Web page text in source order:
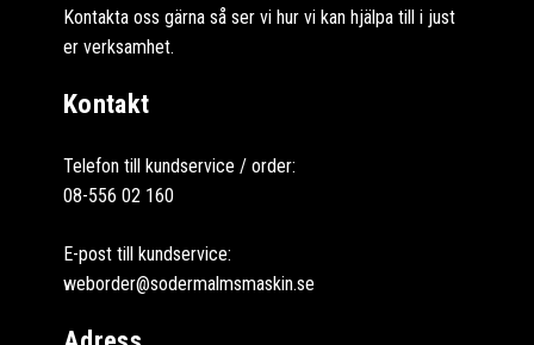
Kontakta oss gärna så ser vi hur vi kan hjälpa till i just
er verksamhet.
Kontakt
Telefon till kundservice / order:
08-556 02 160
E-post till kundservice:
weborder@sodermalmsmaskin.se